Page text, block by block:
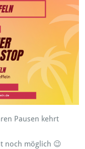
Pausen kehrt
noch möglich 😉